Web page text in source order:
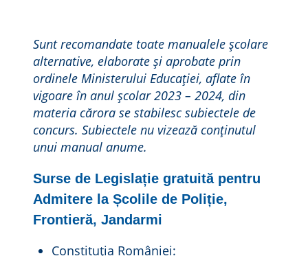
Sunt recomandate toate manualele școlare
alternative, elaborate și aprobate prin
ordinele Ministerului Educației, aflate în
vigoare în anul școlar 2023 – 2024, din
materia cărora se stabilesc subiectele de
concurs. Subiectele nu vizează conţinutul
unui manual anume.
Surse de Legislație gratuită pentru
Admitere la Școlile de Poliție,
Frontieră, Jandarmi
Constituția României: